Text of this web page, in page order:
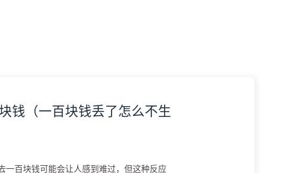
钱（一百块钱丢了怎么不生
一百块钱可能会让人感到难过，但这种反应